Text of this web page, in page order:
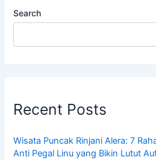
Search
Recent Posts
Wisata Puncak Rinjani Alera: 7
Anti Pegal Linu yang Bikin Lutut